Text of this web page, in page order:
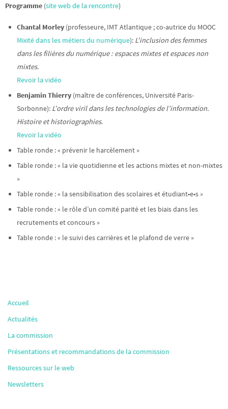
Programme (site web de la rencontre)
Chantal Morley (professeure, IMT Atlantique ; co-autrice du MOOC
Mixité dans les métiers du numérique): L’inclusion des femmes
dans les filières du numérique : espaces mixtes et espaces non
mixtes.
Revoir la vidéo
Benjamin Thierry (maître de conférences, Université Paris-
Sorbonne): L’ordre viril dans les technologies de l’information.
Histoire et historiographies.
Revoir la vidéo
Table ronde : « prévenir le harcèlement »
Table ronde : « la vie quotidienne et les actions mixtes et non-mixtes
»
Table ronde : « la sensibilisation des scolaires et étudiant•e•s »
Table ronde : « le rôle d’un comité parité et les biais dans les
recrutements et concours »
Table ronde : « le suivi des carrières et le plafond de verre »
Accueil
Actualités
La commission
Présentations et recommandations de la commission
Ressources sur le web
Newsletters